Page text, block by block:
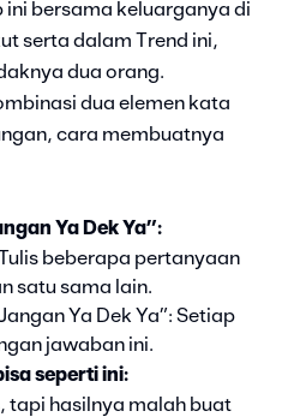
bersama keluarganya di
serta dalam Trend ini,
dua orang.
dua elemen kata
cara membuatnya
Ya Dek Ya”:
beberapa pertanyaan
satu sama lain.
Ya Dek Ya”: Setiap
jawaban ini.
seperti ini:
tapi hasilnya malah buat